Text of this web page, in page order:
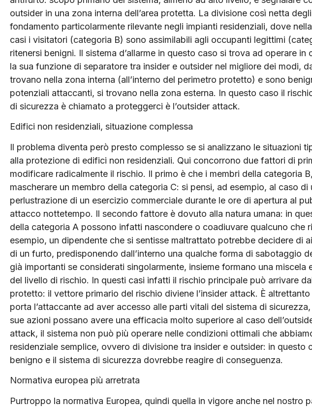
outsider in una zona interna dell’area protetta. La divisione così netta
fondamento particolarmente rilevante negli impianti residenziali, dove
casi i visitatori (categoria B) sono assimilabili agli occupanti legittimi
ritenersi benigni. Il sistema d’allarme in questo caso si trova ad operare
la sua funzione di separatore tra insider e outsider nel migliore dei modi,
trovano nella zona interna (all’interno del perimetro protetto) e sono
potenziali attaccanti, si trovano nella zona esterna. In questo caso il
di sicurezza è chiamato a proteggerci è l’outsider attack.
Edifici non residenziali, situazione complessa
Il problema diventa però presto complesso se si analizzano le situazioni
alla protezione di edifici non residenziali. Qui concorrono due fattori di
modificare radicalmente il rischio. Il primo è che i membri della categoria
mascherare un membro della categoria C: si pensi, ad esempio, al caso di
perlustrazione di un esercizio commerciale durante le ore di apertura al
attacco nottetempo. Il secondo fattore è dovuto alla natura umana: in
della categoria A possono infatti nascondere o coadiuvare qualcuno che
esempio, un dipendente che si sentisse maltrattato potrebbe decidere di
di un furto, predisponendo dall’interno una qualche forma di sabotaggio
già importanti se considerati singolarmente, insieme formano una miscela
del livello di rischio. In questi casi infatti il rischio principale può arrivare
protetto: il vettore primario del rischio diviene l’insider attack. È
porta l’attaccante ad aver accesso alle parti vitali del sistema di
sue azioni possano avere una efficacia molto superiore al caso
attack, il sistema non può più operare nelle condizioni ottimali che
residenziale semplice, ovvero di divisione tra insider e outsider: in questo
benigno e il sistema di sicurezza dovrebbe reagire di conseguenza.
Normativa europea più arretrata
Purtroppo la normativa Europea, quindi quella in vigore anche nel nostro